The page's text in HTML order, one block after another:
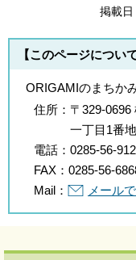
掲載日
【このページについ
ORIGAMIのまちか
住所： 〒329-
一丁目1番地
電話： 0285-56-
FAX： 0285-56-
Mail：
メール